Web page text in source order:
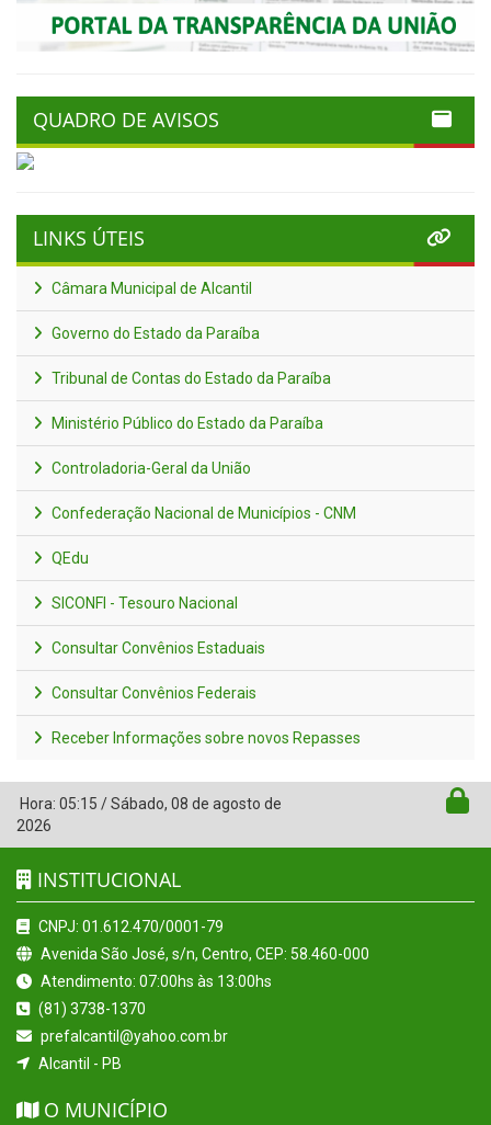
QUADRO DE AVISOS
LINKS ÚTEIS
Câmara Municipal de Alcantil
Governo do Estado da Paraíba
Tribunal de Contas do Estado da Paraíba
Ministério Público do Estado da Paraíba
Controladoria-Geral da União
Confederação Nacional de Municípios - CNM
QEdu
SICONFI - Tesouro Nacional
Consultar Convênios Estaduais
Consultar Convênios Federais
Receber Informações sobre novos Repasses
Hora: 05:15 /Sábado, 08 de agosto de
2026
INSTITUCIONAL
CNPJ: 01.612.470/0001-79
Avenida São José, s/n, Centro, CEP: 58.460-000
Atendimento: 07:00hs às 13:00hs
(81) 3738-1370
prefalcantil@yahoo.com.br
Alcantil - PB
O MUNICÍPIO